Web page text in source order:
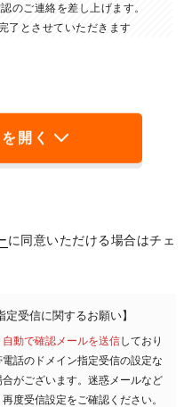
のご連絡を差し上げます。
了とさせていただきます
に同意いただける場合はチェ
定受信に関するお願い】
自動で確認メールを送信しており
話のドメイン指定受信の設定な
がございます。迷惑メールなど
度受信設定をご確認ください。